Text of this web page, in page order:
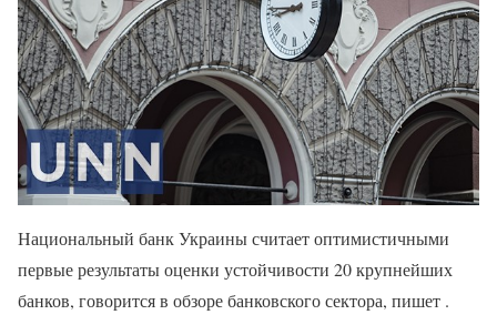
Национальный банк Украины считает оптимистичными
первые результаты оценки устойчивости 20 крупнейших
банков, говорится в обзоре банковского сектора, пишет .